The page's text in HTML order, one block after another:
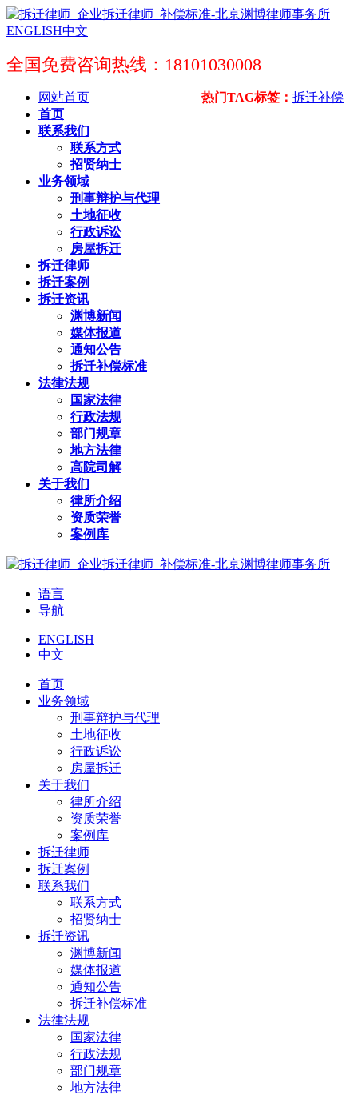
ENGLISH中文
全国免费咨询热线：18101030008
热门TAG标签： 拆迁补偿
网站首页
首页
联系我们
联系方式
招贤纳士
业务领域
刑事辩护与代理
土地征收
行政诉讼
房屋拆迁
拆迁律师
拆迁案例
拆迁资讯
渊博新闻
媒体报道
通知公告
拆迁补偿标准
法律法规
国家法律
行政法规
部门规章
地方法律
高院司解
关于我们
律所介绍
资质荣誉
案例库
语言
导航
ENGLISH
中文
首页
业务领域
刑事辩护与代理
土地征收
行政诉讼
房屋拆迁
关于我们
律所介绍
资质荣誉
案例库
拆迁律师
拆迁案例
联系我们
联系方式
招贤纳士
拆迁资讯
渊博新闻
媒体报道
通知公告
拆迁补偿标准
法律法规
国家法律
行政法规
部门规章
地方法律